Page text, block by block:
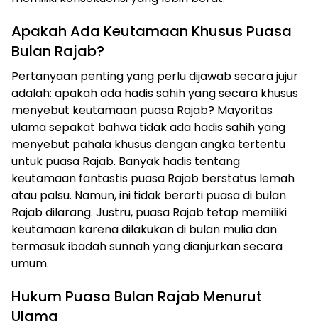
Apakah Ada Keutamaan Khusus Puasa
Bulan Rajab?
Pertanyaan penting yang perlu dijawab secara jujur
adalah: apakah ada hadis sahih yang secara khusus
menyebut keutamaan puasa Rajab? Mayoritas
ulama sepakat bahwa tidak ada hadis sahih yang
menyebut pahala khusus dengan angka tertentu
untuk puasa Rajab. Banyak hadis tentang
keutamaan fantastis puasa Rajab berstatus lemah
atau palsu. Namun, ini tidak berarti puasa di bulan
Rajab dilarang. Justru, puasa Rajab tetap memiliki
keutamaan karena dilakukan di bulan mulia dan
termasuk ibadah sunnah yang dianjurkan secara
umum.
Hukum Puasa Bulan Rajab Menurut
Ulama